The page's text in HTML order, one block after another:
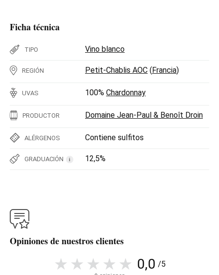
Ficha técnica
TIPO Vino blanco
REGIÓN Petit-Chablis AOC (Francia)
UVAS 100% Chardonnay
PRODUCTOR Domaine Jean-Paul & Benoît Droin
ALÉRGENOS Contiene sulfitos
GRADUACIÓN i 12,5%
Opiniones de nuestros clientes
0,0 /5